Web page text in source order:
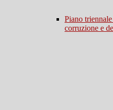
Piano
corruzione e